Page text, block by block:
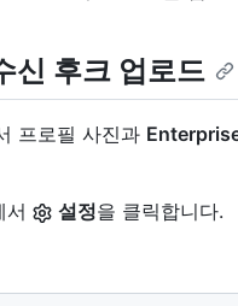
후크 업로드
프로필 사진과
서
설정을 클릭합니다.